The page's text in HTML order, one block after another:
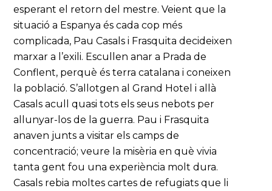
esperant el retorn del mestre. Veient que la
situació a Espanya és cada cop més
complicada, Pau Casals i Frasquita decideixen
marxar a l’exili. Escullen anar a Prada de
Conflent, perquè és terra catalana i coneixen
la població. S’allotgen al Grand Hotel i allà
Casals acull quasi tots els seus nebots per
allunyar-los de la guerra. Pau i Frasquita
anaven junts a visitar els camps de
concentració; veure la misèria en què vivia
tanta gent fou una experiència molt dura.
Casals rebia moltes cartes de refugiats que li